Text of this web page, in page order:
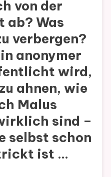
von der
ab? Was
verbergen?
anonymer
wird,
ahnen, wie
Malus
sind –
selbst schon
ist …